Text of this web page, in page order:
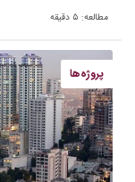
مطالعه: ۵ دقیقه
پروژه‌ها